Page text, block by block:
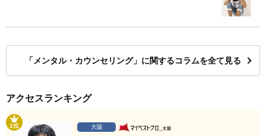
「メンタル・カウンセリング」に関するコラムを全て見る
アクセスランキング
1位 大阪